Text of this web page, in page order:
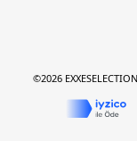
©2026